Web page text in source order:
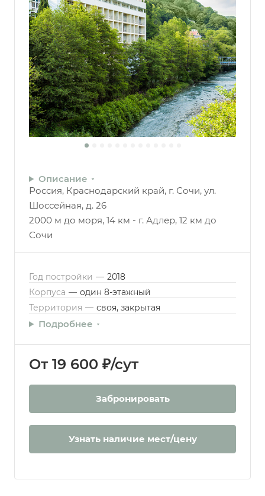
Описание
Россия, Краснодарский край, г. Сочи, ул.
Шоссейная, д. 26
2000 м до моря, 14 км - г. Адлер, 12 км до
Сочи
Год постройки — 2018
Корпуса — один 8-этажный
Территория — своя, закрытая
Подробнее
От 19 600 ₽/сут
Забронировать
Узнать наличие мест/цену